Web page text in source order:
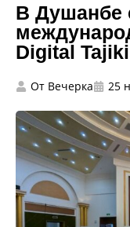
В Душанбе
Digital
От Вечерка 25